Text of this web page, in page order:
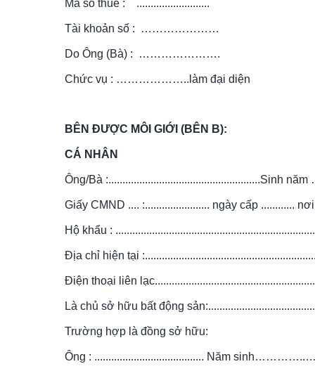
Mã số thuế :    ..........................
Tài khoản số :  …………………
Do Ông (Bà) :  ………………….
Chức vụ : ………………..làm đại diện
BÊN ĐƯỢC MÔI GIỚI (BÊN B):
CÁ NHÂN
Ông/Bà :......................................................Sinh
Giấy CMND .... :....................... ngày cấp ............
Hộ khẩu :
Địa chỉ hiện tại
Điện thoại liên
Là chủ sở hữu bất động
Trường hợp là đồng sở hữu:
Ông : ....................................... Năm